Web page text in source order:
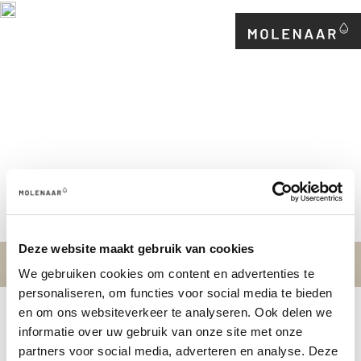
Deze website maakt gebruik van cookies
We gebruiken cookies om content en advertenties te
personaliseren, om functies voor social media te bieden
en om ons websiteverkeer te analyseren. Ook delen we
informatie over uw gebruik van onze site met onze
partners voor social media, adverteren en analyse. Deze
SCHRIJF JE IN OP ONZE